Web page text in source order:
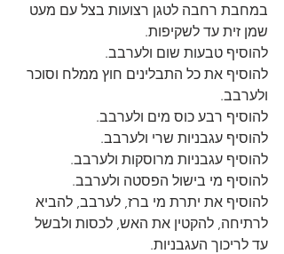
במחבת רחבה לטגן רצועות בצל עם מעט
שמן זית עד לשקיפות.
להוסיף טבעות שום ולערבב.
להוסיף את כל התבלינים חוץ ממלח וסוכר
ולערבב.
להוסיף רבע כוס מים ולערבב.
להוסיף עגבניות שרי ולערבב.
להוסיף עגבניות מרוסקות ולערבב.
להוסיף מי בישול הפסטה ולערבב.
להוסיף את יתרת מי ברז, לערבב, להביא
לרתיחה, להקטין את האש, לכסות ולבשל
עד לריכוך העגבניות.